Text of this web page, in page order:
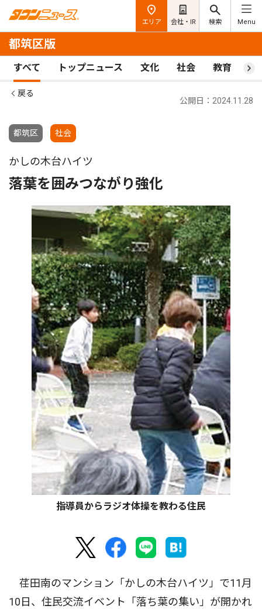
エリア 会社・IR 検索 Menu
都筑区版
すべて トップニュース 文化 社会 教育 ス
戻る
都筑区 社会
公開日：2024.11.28
かしの木台ハイツ
落葉を囲みつながり強化
指導員からラジオ体操を教わる住民
荏田南のマンション「かしの木台ハイツ」で11月
10日、住民交流イベント「落ち葉の集い」が開かれ